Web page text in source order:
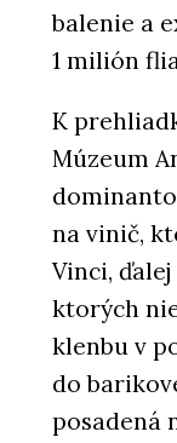
balenie a
1 milión
K
Múzeum
na vinič,
Vinci,
ktorých
klenbu v
do
posadená